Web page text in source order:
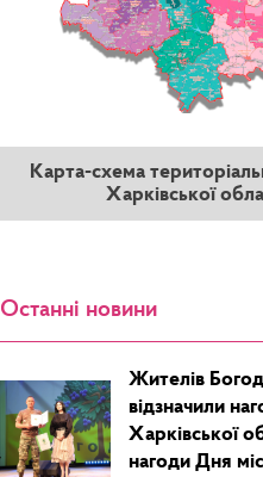
Карта-схема
Харківської
Останні новини
Жителів
відзначили
Харківської
нагоди Дня